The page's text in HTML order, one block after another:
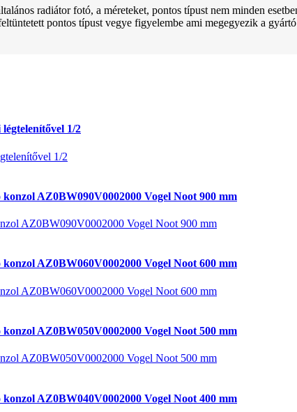
radiátor fotó, a méreteket, pontos típust nem minden
pontos típust vegye figyelembe ami megegyezik a
1/2
1/2
AZ0BW090V0002000 Vogel Noot 900 mm
AZ0BW090V0002000 Vogel Noot 900 mm
AZ0BW060V0002000 Vogel Noot 600 mm
AZ0BW060V0002000 Vogel Noot 600 mm
AZ0BW050V0002000 Vogel Noot 500 mm
AZ0BW050V0002000 Vogel Noot 500 mm
AZ0BW040V0002000 Vogel Noot 400 mm